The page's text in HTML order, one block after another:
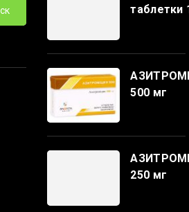
таблетки
500 мг
250 мг